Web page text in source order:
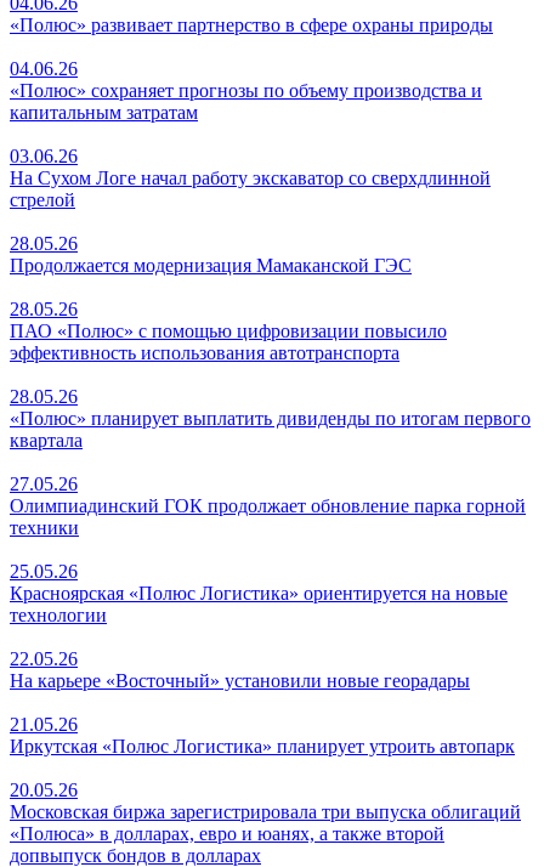
«Полюс» развивает партнерство в сфере охраны природы
04.06.26
«Полюс» сохраняет прогнозы по объему производства и
капитальным затратам
03.06.26
На Сухом Логе начал работу экскаватор со сверхдлинной
стрелой
28.05.26
Продолжается модернизация Мамаканской ГЭС
28.05.26
ПАО «Полюс» с помощью цифровизации повысило
эффективность использования автотранспорта
28.05.26
«Полюс» планирует выплатить дивиденды по итогам первого
квартала
27.05.26
Олимпиадинский ГОК продолжает обновление парка горной
техники
25.05.26
Красноярская «Полюс Логистика» ориентируется на новые
технологии
22.05.26
На карьере «Восточный» установили новые георадары
21.05.26
Иркутская «Полюс Логистика» планирует утроить автопарк
20.05.26
Московская биржа зарегистрировала три выпуска облигаций
«Полюса» в долларах, евро и юанях, а также второй
допвыпуск бондов в долларах